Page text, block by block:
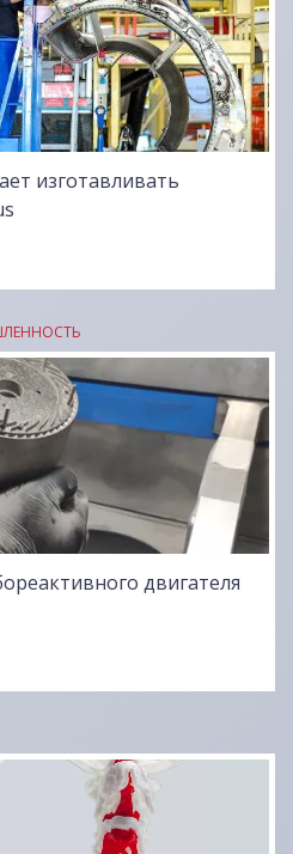
изготавливать
двигателя